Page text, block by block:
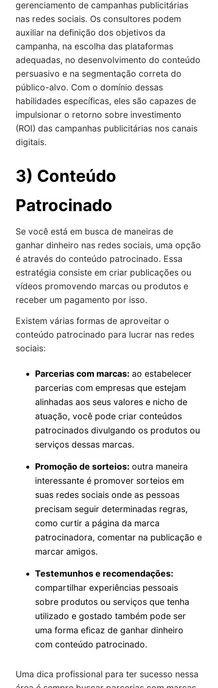
gerenciamento de campanhas publicitárias
nas redes sociais. Os consultores podem
auxiliar na definição dos objetivos da
campanha, na escolha das plataformas
adequadas, no desenvolvimento do conteúdo
persuasivo e na segmentação correta do
público-alvo. Com o domínio dessas
habilidades específicas, eles são capazes de
impulsionar o retorno sobre investimento
(ROI) das campanhas publicitárias nos canais
digitais.
3) Conteúdo
Patrocinado
Se você está em busca de maneiras de
ganhar dinheiro nas redes sociais, uma opção
é através do conteúdo patrocinado. Essa
estratégia consiste em criar publicações ou
vídeos promovendo marcas ou produtos e
receber um pagamento por isso.
Existem várias formas de aproveitar o
conteúdo patrocinado para lucrar nas redes
sociais:
Parcerias com marcas: ao estabelecer
parcerias com empresas que estejam
alinhadas aos seus valores e nicho de
atuação, você pode criar conteúdos
patrocinados divulgando os produtos ou
serviços dessas marcas.
Promoção de sorteios: outra maneira
interessante é promover sorteios em
suas redes sociais onde as pessoas
precisam seguir determinadas regras,
como curtir a página da marca
patrocinadora, comentar na publicação e
marcar amigos.
Testemunhos e recomendações:
compartilhar experiências pessoais
sobre produtos ou serviços que tenha
utilizado e gostado também pode ser
uma forma eficaz de ganhar dinheiro
com conteúdo patrocinado.
Uma dica profissional para ter sucesso nessa